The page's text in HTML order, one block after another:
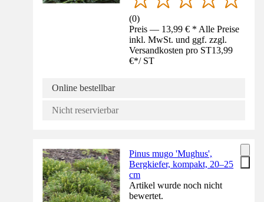
(0)
Preis — 13,99 € * Alle Preise
inkl. MwSt. und ggf. zzgl.
Versandkosten pro ST13,99
€*/ ST
Online bestellbar
Nicht reservierbar
Pinus mugo 'Mughus',
Bergkiefer, kompakt, 20–25
cm
Artikel wurde noch nicht
bewertet.